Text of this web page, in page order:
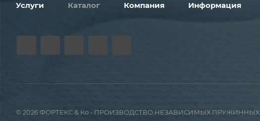
Услуги Каталог Компания Информация
© 2026 ФОРТЕКС & Ко - ПРОИЗВОДСТВО НЕЗАВИСИМЫХ